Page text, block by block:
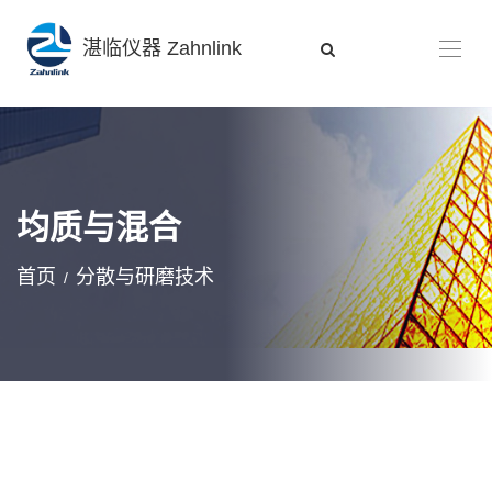
湛临仪器 Zahnlink
均质与混合
首页 分散与研磨技术